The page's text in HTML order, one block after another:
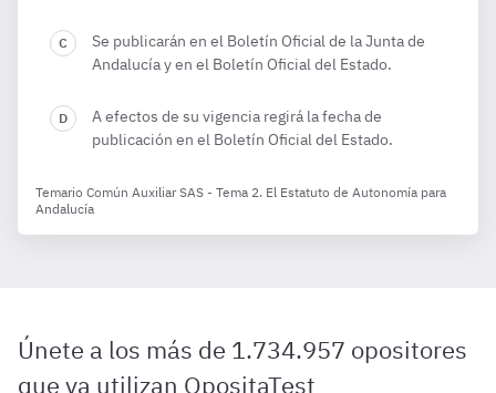
Se publicarán en el Boletín Oficial de la Junta de
Andalucía y en el Boletín Oficial del Estado.
A efectos de su vigencia regirá la fecha de
publicación en el Boletín Oficial del Estado.
Temario Común Auxiliar SAS - Tema 2. El Estatuto de Autonomía para
Andalucía
Únete a los más de 1.734.957 opositores
que ya utilizan OpositaTest